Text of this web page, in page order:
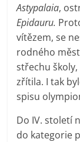
Astypalaia,
Epidauru.
vítězem, se
rodného
střechu
zřítila. I tak
spisu
Do IV. století
do kategorie